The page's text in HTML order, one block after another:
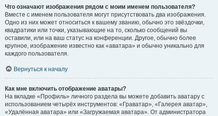
Что означают изображения рядом с моим именем пользователя?
Вместе с именем пользователя могут присутствовать два изображения.
Одно из них может относиться к вашему званию, обычно это звёздочки,
квадратики или точки, указывающие на то, сколько сообщений вы
оставили, или на ваш статус на конференции. Другое, обычно более
крупное, изображение известно как «аватара» и обычно уникально для
каждого пользователя.
Вернуться к началу
Как мне включить отображение аватары?
На вкладке «Профиль» личного раздела вы можете добавить аватару с
использованием четырёх инструментов: «Граватар», «Галерея аватар»,
«Удалённая аватара» или «Загружаемая аватара». От администратора